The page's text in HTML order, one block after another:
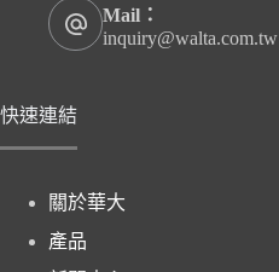
Mail：
inquiry@walta.com.tw
快速連結
關於華大
產品